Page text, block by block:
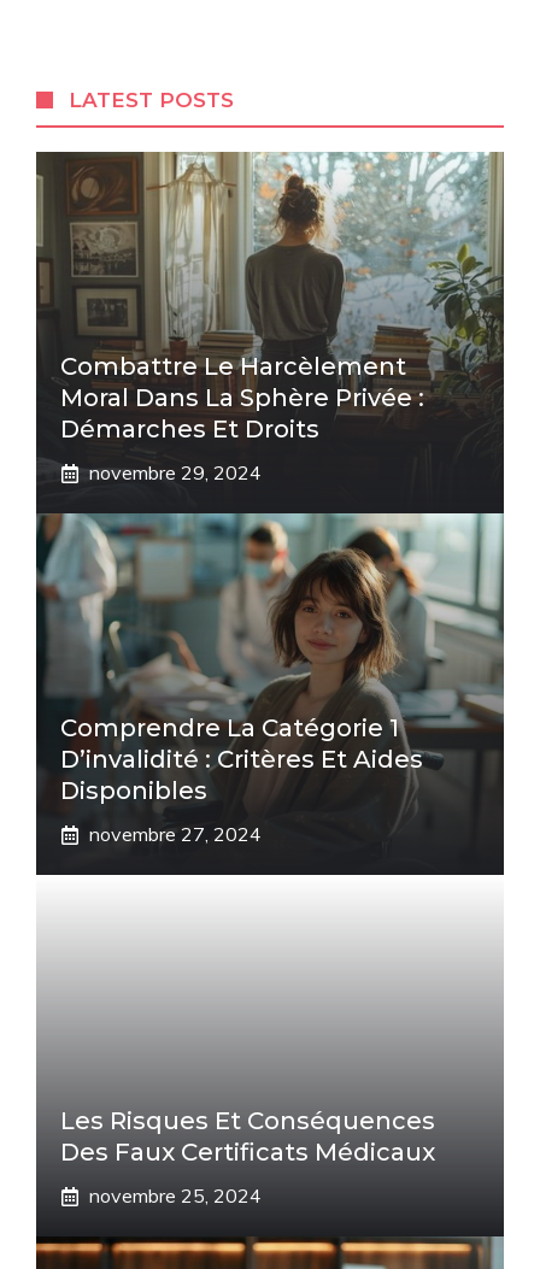
LATEST POSTS
Combattre Le Harcèlement
Moral Dans La Sphère Privée :
Démarches Et Droits
novembre 29, 2024
Comprendre La Catégorie 1
D’invalidité : Critères Et Aides
Disponibles
novembre 27, 2024
Les Risques Et Conséquences
Des Faux Certificats Médicaux
novembre 25, 2024